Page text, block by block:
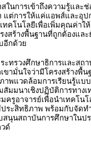
ในการเข้าถึงความรู้และ
แต่การให้แค่แอพส์และอุ
ทคโนโลยีเพื่อเพิ่มคุณค่าใ
งสร้างพื้นฐานที่ถูกต้องแล
อีกด้วย
ะทรวงศึกษาธิการและสถ
ขามั่นใจว่ามีโครงสร้างพื้
าพแวดล้อมการเรียนรู้แบ
สัมมนาเชิงปฏิบัติการทาง
ครูอาจารย์เพื่อนำเทคโน
ประสิทธิภาพ พร้อมกับจัด
สนุนสถาบันการศึกษาในป
วด์